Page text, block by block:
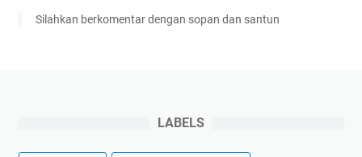
Silahkan berkomentar dengan sopan dan santun
LABELS